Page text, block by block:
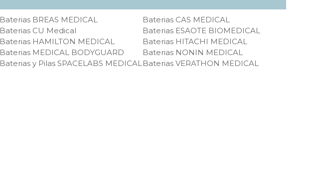
Baterias BREAS MEDICAL
Baterias CAS MEDICAL
Baterias CU Medical
Baterias ESAOTE BIOMEDICAL
Baterias HAMILTON MEDICAL
Baterias HITACHI MEDICAL
Baterias MEDICAL BODYGUARD
Baterias NONIN MEDICAL
Baterias y Pilas SPACELABS MEDICALBaterias VERATHON MEDICAL